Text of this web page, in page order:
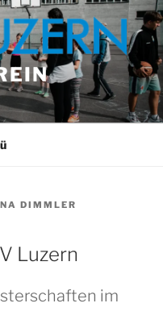
DIMMLER
Luzern
im